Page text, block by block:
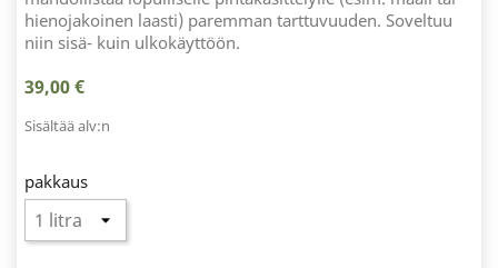
hienojakoinen laasti) paremman tarttuvuuden. Soveltuu
niin sisä- kuin ulkokäyttöön.
39,00 €
Sisältää alv:n
pakkaus